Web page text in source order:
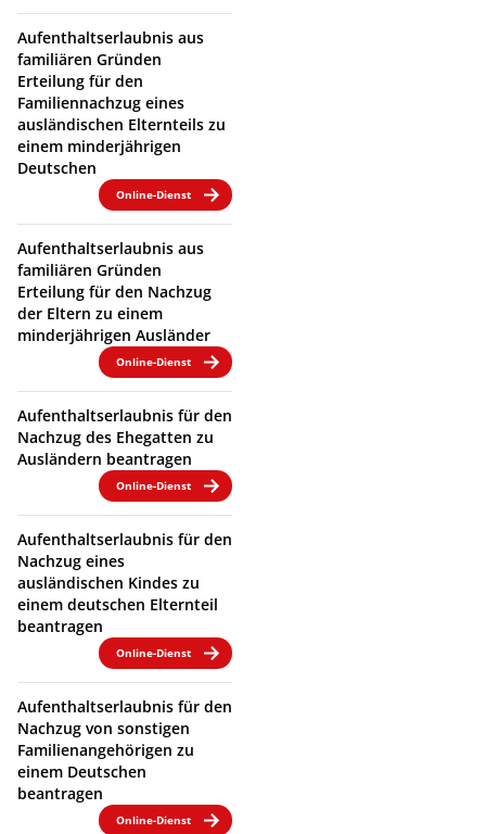
Aufenthaltserlaubnis aus
familiären Gründen
Erteilung für den
Familiennachzug eines
ausländischen Elternteils zu
einem minderjährigen
Deutschen
Online-Dienst
Aufenthaltserlaubnis aus
familiären Gründen
Erteilung für den Nachzug
der Eltern zu einem
minderjährigen Ausländer
Online-Dienst
Aufenthaltserlaubnis für den
Nachzug des Ehegatten zu
Ausländern beantragen
Online-Dienst
Aufenthaltserlaubnis für den
Nachzug eines
ausländischen Kindes zu
einem deutschen Elternteil
beantragen
Online-Dienst
Aufenthaltserlaubnis für den
Nachzug von sonstigen
Familienangehörigen zu
einem Deutschen
beantragen
Online-Dienst